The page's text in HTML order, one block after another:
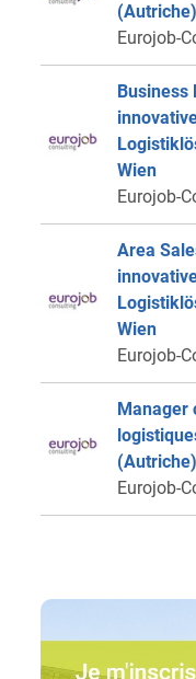
(Autriche)
Eurojob-
Business
Wien
Eurojob-
Area
Wien
Eurojob-
Manager
(Autriche)
Eurojob-